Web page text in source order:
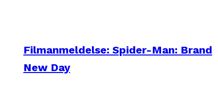
Filmanmeldelse: Spider-Man: Brand
New Day